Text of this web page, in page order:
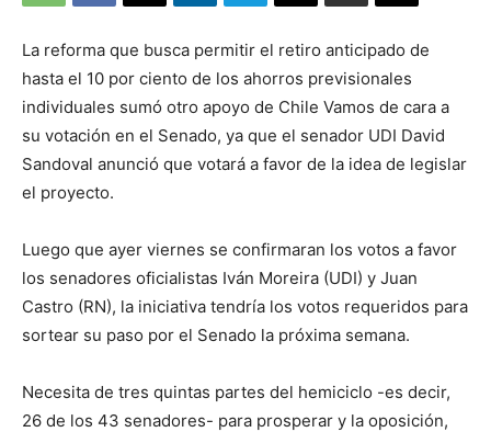
La reforma que busca permitir el retiro anticipado de
hasta el 10 por ciento de los ahorros previsionales
individuales sumó otro apoyo de Chile Vamos de cara a
su votación en el Senado, ya que el senador UDI David
Sandoval anunció que votará a favor de la idea de legislar
el proyecto.
Luego que ayer viernes se confirmaran los votos a favor
los senadores oficialistas Iván Moreira (UDI) y Juan
Castro (RN), la iniciativa tendría los votos requeridos para
sortear su paso por el Senado la próxima semana.
Necesita de tres quintas partes del hemiciclo -es decir,
26 de los 43 senadores- para prosperar y la oposición,